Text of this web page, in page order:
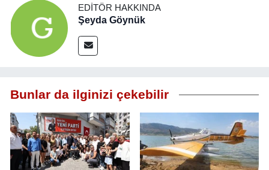
EDITÖR HAKKINDA
Şeyda Göynük
Bunlar da ilginizi çekebilir